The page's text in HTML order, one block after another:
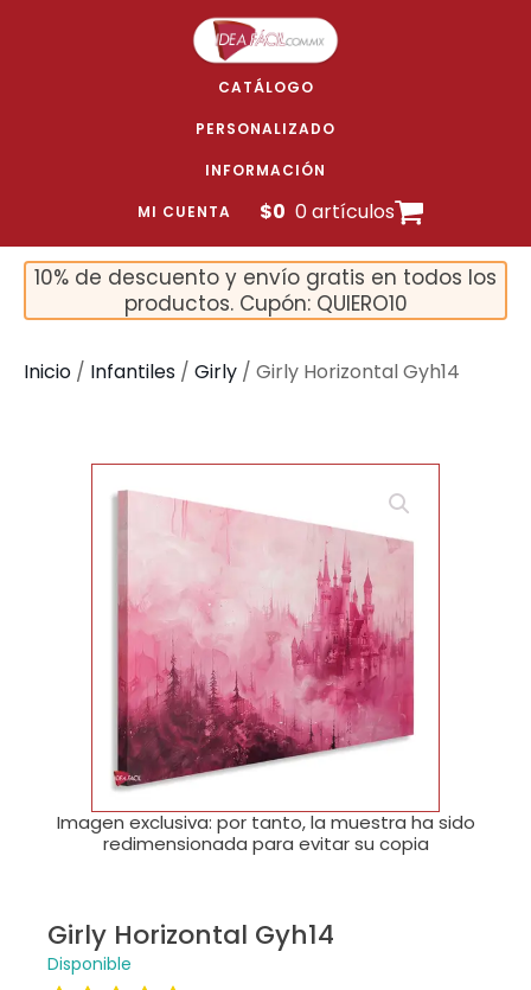
CATÁLOGO
PERSONALIZADO
INFORMACIÓN
MI CUENTA $0 0 artículos
10% de descuento y envío gratis en todos los
productos. Cupón: QUIERO10
Inicio / Infantiles / Girly / Girly Horizontal Gyh14
🔍
Imagen exclusiva: por tanto, la muestra ha sido
redimensionada para evitar su copia
Girly Horizontal Gyh14
Disponible